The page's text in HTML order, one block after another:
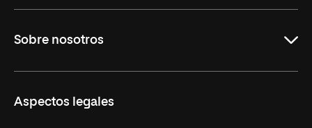
Derecho
Empresa
Sobre nosotros
Nuestro Equipo
Aspectos legales